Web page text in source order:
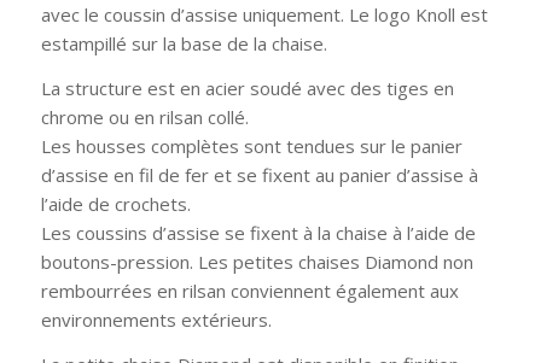
avec le coussin d’assise uniquement. Le logo Knoll est
estampillé sur la base de la chaise.
La structure est en acier soudé avec des tiges en
chrome ou en rilsan collé.
Les housses complètes sont tendues sur le panier
d’assise en fil de fer et se fixent au panier d’assise à
l’aide de crochets.
Les coussins d’assise se fixent à la chaise à l’aide de
boutons-pression. Les petites chaises Diamond non
rembourrées en rilsan conviennent également aux
environnements extérieurs.